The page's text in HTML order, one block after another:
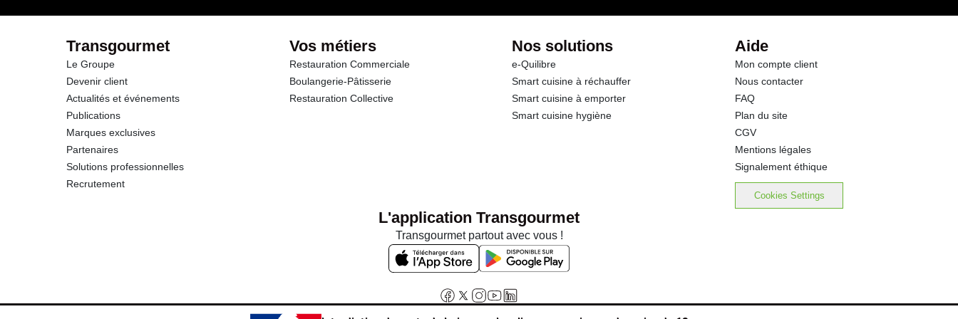
Transgourmet
Le Groupe
Devenir client
Actualités et événements
Publications
Marques exclusives
Partenaires
Solutions professionnelles
Recrutement
Vos métiers
Restauration Commerciale
Boulangerie-Pâtisserie
Restauration Collective
Nos solutions
e-Quilibre
Smart cuisine à réchauffer
Smart cuisine à emporter
Smart cuisine hygiène
Aide
Mon compte client
Nous contacter
FAQ
Plan du site
CGV
Mentions légales
Signalement éthique
Cookies Settings
L'application Transgourmet
Transgourmet partout avec vous !